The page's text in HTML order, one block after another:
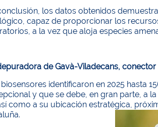
los datos obtenidos
capaz de proporcionar los
a la vez que aloja especies
de Gavà-Viladecans,
biosensores identificaron en 2025 hasta
y que se debe, en gran parte, a
como a su ubicación estratégica,